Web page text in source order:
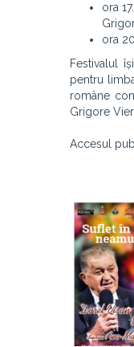
ora
ora
Festivalul
pentru
române
Grigore
Accesul